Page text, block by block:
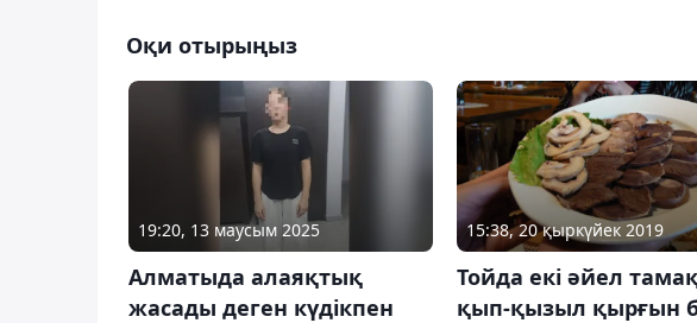
Оқи отырыңыз
19:20, 13 маусым 2025
Алматыда алаяқтық
жасады деген күдікпен
15:38, 20 қыркүйек 2019
Тойда екі әйел
қып-қызыл қырғын